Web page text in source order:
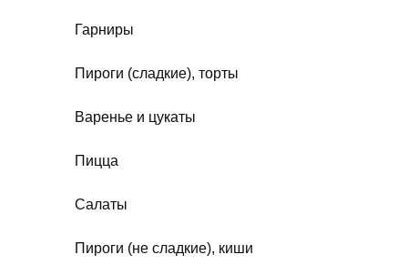
Гарниры
Пироги (сладкие), торты
Варенье и цукаты
Пицца
Салаты
Пироги (не сладкие), киши